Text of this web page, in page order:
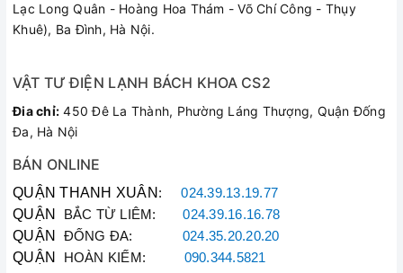
Thông Số Kỹ Thuật Máy Dò
Rò Rỉ Ga Lạnh Value VML-1
Thông Số Kỹ Thuật
Linh Kiện
Chuẩn Hãng Value
Model Thiết Bị
VML-1 (Dòng máy dò
rò rỉ ga điện tử cầm
Lạc Long Quân - Hoàng Hoa Thám - Võ Chí Công - Thụy
Khuê), Ba Đình, Hà Nội.
VẬT TƯ ĐIỆN LẠNH BÁCH KHOA CS2
Đia chỉ: 450 Đê La Thành, Phường Láng Thượng, Quận Đống
Đa, Hà Nội
BÁN ONLINE
QUẬN THANH XUÂN :024.39.13.19.77
QUẬN BẮC TỪ LIÊM:024.39.16.16.78
QUẬN ĐỐNG ĐA: 024.35.20.20.20
QUẬN HOÀN KIẾM: 090.344.5821